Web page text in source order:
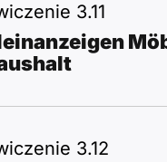
3.11
3.12